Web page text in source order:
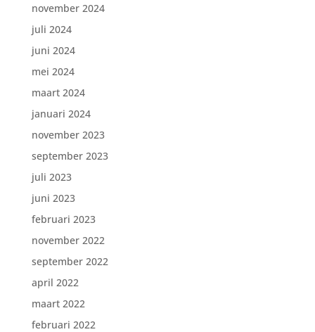
november 2024
juli 2024
juni 2024
mei 2024
maart 2024
januari 2024
november 2023
september 2023
juli 2023
juni 2023
februari 2023
november 2022
september 2022
april 2022
maart 2022
februari 2022